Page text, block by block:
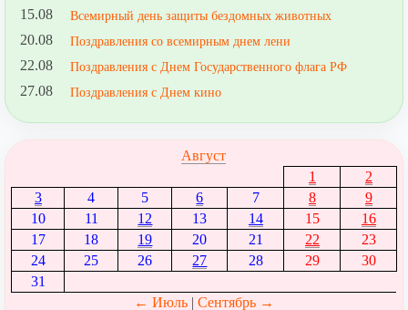
15.08 Всемирный день защиты бездомных животных
20.08 Поздравления со всемирным днем лени
22.08 Поздравления с Днем Государственного флага РФ
27.08 Поздравления с Днем кино
Август
1
2
3
4 5 6 7 8
9
10
11 12 13 14 15
16
17
18 19 20 21 22
23
24
25 26 27 28 29
30
31
← Июль| Сентябрь →